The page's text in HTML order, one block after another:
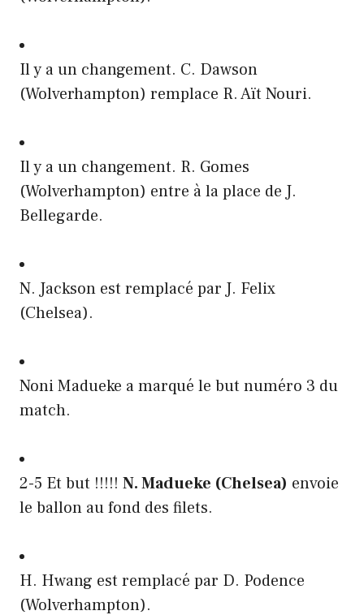
Il y a un changement. C. Dawson
(Wolverhampton) remplace R. Aït Nouri.
Il y a un changement. R. Gomes
(Wolverhampton) entre à la place de J.
Bellegarde.
N. Jackson est remplacé par J. Felix
(Chelsea).
Noni Madueke a marqué le but numéro 3 du
match.
2-5 Et but !!!!! N. Madueke (Chelsea) envoie
le ballon au fond des filets.
H. Hwang est remplacé par D. Podence
(Wolverhampton).